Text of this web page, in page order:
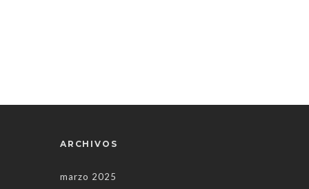
ARCHIVOS
marzo 2025